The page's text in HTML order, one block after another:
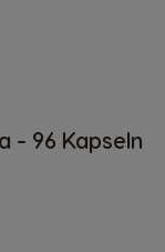
- 96 Kapseln